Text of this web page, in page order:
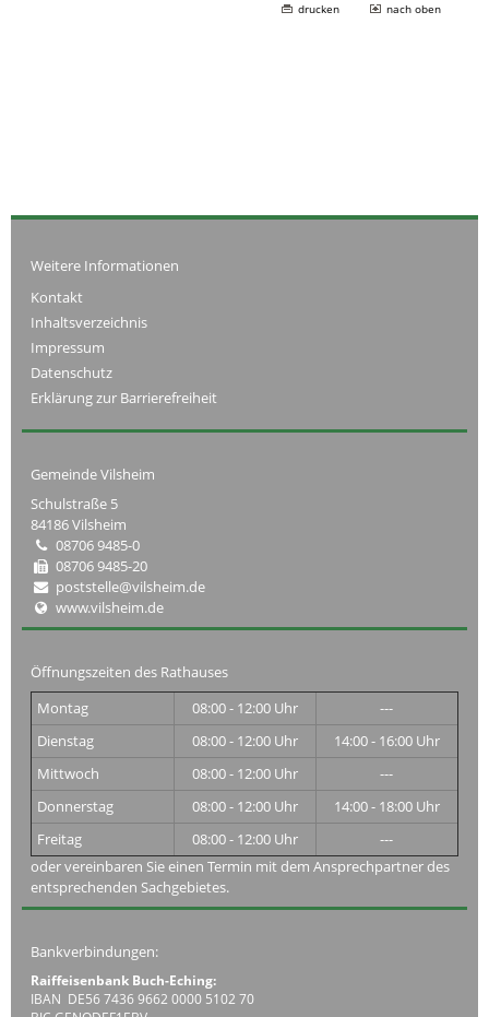
drucken nach oben
Weitere Informationen
Kontakt
Inhaltsverzeichnis
Impressum
Datenschutz
Erklärung zur Barrierefreiheit
Gemeinde Vilsheim
Schulstraße 5
84186 Vilsheim
08706 9485-0
08706 9485-20
poststelle@vilsheim.de
www.vilsheim.de
Öffnungszeiten des Rathauses
Montag
08:00 - 12:00 Uhr
---
Dienstag
08:00 - 12:00 Uhr
14:00 - 16:00 Uhr
Mittwoch
08:00 - 12:00 Uhr
---
Donnerstag
08:00 - 12:00 Uhr
14:00 - 18:00 Uhr
Freitag
08:00 - 12:00 Uhr
---
oder vereinbaren Sie einen Termin mit dem Ansprechpartner des
entsprechenden Sachgebietes.
Bankverbindungen:
Raiffeisenbank Buch-Eching:
IBAN DE56 7436 9662 0000 5102 70